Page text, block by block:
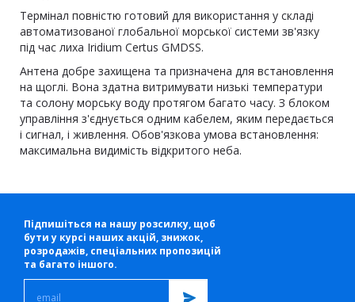
Термінал повністю готовий для використання у складі
автоматизованої глобальної морської системи зв'язку
під час лиха Iridium Certus GMDSS.
Антена добре захищена та призначена для встановлення
на щоглі. Вона здатна витримувати низькі температури
та солону морську воду протягом багато часу. З блоком
управління з'єднується одним кабелем, яким передається
і сигнал, і живлення. Обов'язкова умова встановлення:
максимальна видимість відкритого неба.
Підпишіться на нашу розсилку, щоб
бути у курсі наших акцій, знижок,
розродажів, спеціальних пропозицій
та багато іншого.